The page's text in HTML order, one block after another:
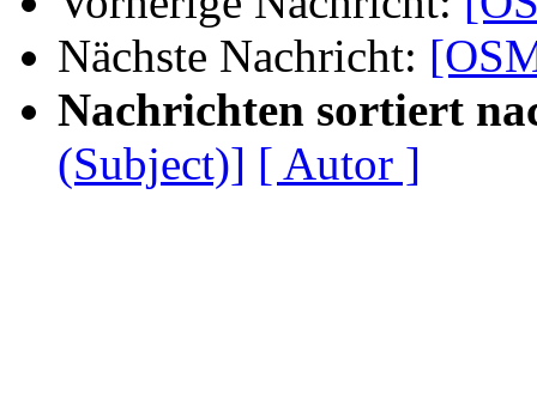
Nächste Nachricht:
Nachrichten sortiert
(Subject)] [ Autor ]